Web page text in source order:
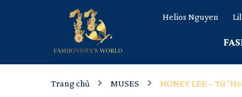
Helios Nguyen
Trang chủ MUSES HONEY LEE – Từ